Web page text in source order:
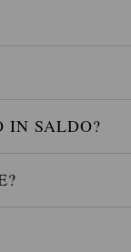
IN SALDO?